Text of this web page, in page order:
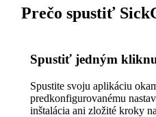
Prečo spustiť
Spustiť jedným
Spustite svoju aplikáciu
predkonfigurovanému
inštalácia ani zložité kroky